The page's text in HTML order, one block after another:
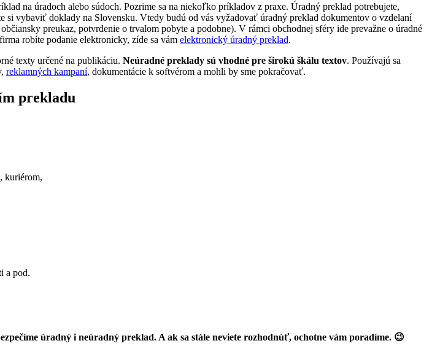
na úradoch alebo súdoch. Pozrime sa na niekoľko príkladov z praxe. Úradný preklad potrebujete,
si vybaviť doklady na Slovensku. Vtedy budú od vás vyžadovať úradný preklad dokumentov o vzdelaní
občiansky preukaz, potvrdenie o trvalom pobyte a podobne). V rámci obchodnej sféry ide prevažne o úradné
robíte podanie elektronicky, zíde sa vám elektronický úradný preklad.
texty určené na publikáciu. Neúradné preklady sú vhodné pre širokú škálu textov. Používajú sa
reklamných kampaní, dokumentácie k softvérom a mohli by sme pokračovať.
prekladu
kuriérom,
a pod.
úradný i neúradný preklad. A ak sa stále neviete rozhodnúť, ochotne vám poradíme. 😉